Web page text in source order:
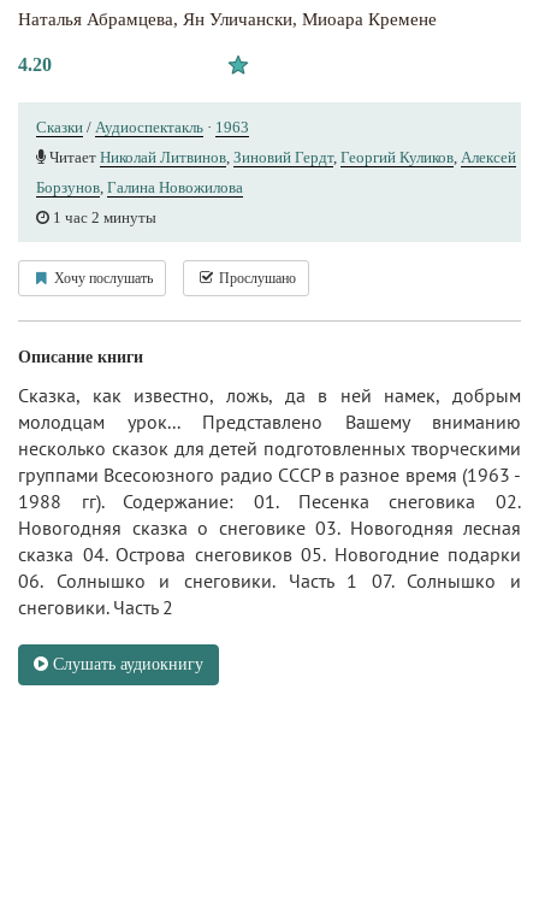
Наталья Абрамцева, Ян Уличански, Миоара Кремене
4.20
Сказки / Аудиоспектакль · 1963
Читает Николай Литвинов Зиновий Гердт, Георгий Куликов Алексей
Борзунов Галина Новожилова
1 час 2 минуты
Хочу послушать Прослушано
Описание книги
Сказка, как известно, ложь, да в ней намек, добрым
молодцам урок... Представлено Вашему вниманию
несколько сказок для детей подготовленных творческими
группами Всесоюзного радио СССР в разное время (1963 -
1988 гг). Содержание: 01. Песенка снеговика 02.
Новогодняя сказка о снеговике 03. Новогодняя лесная
сказка 04. Острова снеговиков 05. Новогодние подарки
06. Солнышко и снеговики. Часть 1 07. Солнышко и
снеговики. Часть 2
Слушать аудиокнигу